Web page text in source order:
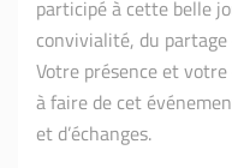
participé à cette belle
convivialité, du
Votre présence et
à faire de cet
et d’échanges.